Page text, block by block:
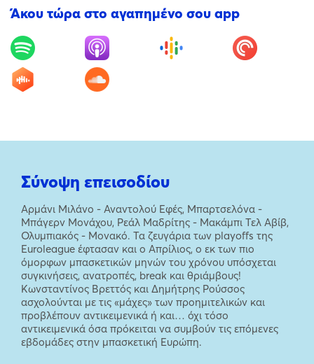
Άκου τώρα στο αγαπημένο σου app
Σύνοψη επεισοδίου
Αρμάνι Μιλάνο - Αναντολού Εφές, Μπαρτσελόνα -
Μπάγερν Μονάχου, Ρεάλ Μαδρίτης - Μακάμπι Τελ Αβίβ,
Ολυμπιακός - Μονακό. Τα ζευγάρια των playoffs της
Euroleague έφτασαν και ο Απρίλιος, ο εκ των πιο
όμορφων μπασκετικών μηνών του χρόνου υπόσχεται
συγκινήσεις, ανατροπές, break και θριάμβους!
Κωνσταντίνος Βρεττός και Δημήτρης Ρούσσος
ασχολούνται με τις «μάχες» των προημιτελικών και
προβλέπουν αντικειμενικά ή και… όχι τόσο
αντικειμενικά όσα πρόκειται να συμβούν τις επόμενες
εβδομάδες στην μπασκετική Ευρώπη.